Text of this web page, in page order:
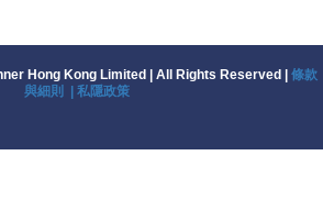
Hong Kong Limited | All Rights Reserved | 條款
與細則 | 私隱政策